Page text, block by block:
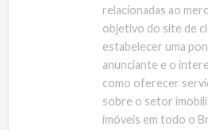
relacionadas ao
objetivo do site de
estabelecer uma
anunciante e o
como oferecer
sobre o setor
imóveis em todo o